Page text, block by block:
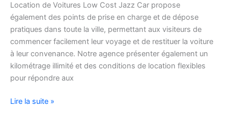
Location de Voitures Low Cost Jazz Car propose
également des points de prise en charge et de dépose
pratiques dans toute la ville, permettant aux visiteurs de
commencer facilement leur voyage et de restituer la voiture
à leur convenance. Notre agence présenter également un
kilométrage illimité et des conditions de location flexibles
pour répondre aux
location
Lire la suite »